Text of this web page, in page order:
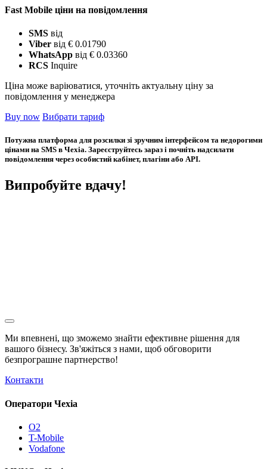
Fast Mobile ціни на повідомлення
SMS від
Viber від € 0.01790
WhatsApp від € 0.03360
RCS Inquire
Ціна може варіюватися, уточніть актуальну ціну за
повідомлення у менеджера
Buy now Вибрати тариф
Потужна платформа для розсилки зі зручним інтерфейсом та недорогими
цінами на SMS в Чехіа. Зареєструйтесь зараз і почніть надсилати
повідомлення через особистий кабінет, плагіни або API.
Випробуйте вдачу!
Ми впевнені, що зможемо знайти ефективне рішення для
вашого бізнесу. Зв'яжіться з нами, щоб обговорити
безпрограшне партнерство!
Контакти
Оператори Чехіа
O2
T-Mobile
Vodafone